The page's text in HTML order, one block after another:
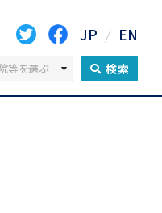
JP EN
検索